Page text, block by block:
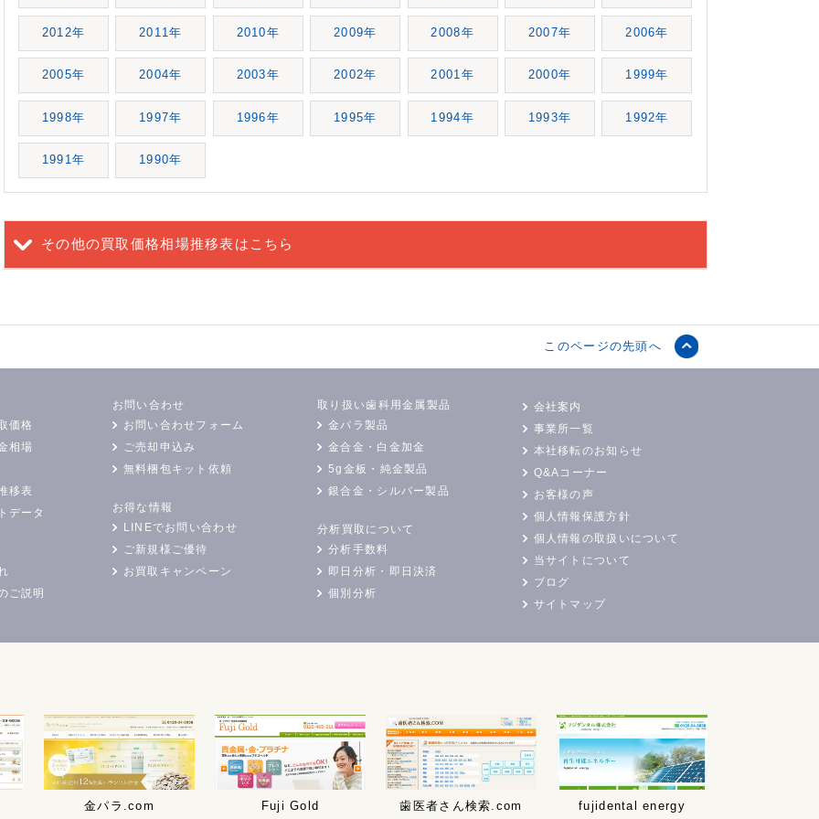
2012年 2011年 2010年 2009年 2008年 2007年 2006年
2005年 2004年 2003年 2002年 2001年 2000年 1999年
1998年 1997年 1996年 1995年 1994年 1993年 1992年
1991年 1990年
その他の買取価格相場推移表はこちら
このページの先頭へ
価格
相場
移表
データ
ご説明
お問い合わせ
お問い合わせフォーム
ご売却申込み
無料梱包キット依頼
お得な情報
LINEでお問い合わせ
ご新規様ご優待
お買取キャンペーン
取り扱い歯科用金属製品
金パラ製品
金合金・白金加金
5g金板・純金製品
銀合金・シルバー製品
分析買取について
分析手数料
即日分析・即日決済
個別分析
会社案内
事業所一覧
本社移転のお知らせ
Q&Aコーナー
お客様の声
個人情報保護方針
個人情報の取扱いについて
当サイトについて
ブログ
サイトマップ
金パラ.com Fuji Gold 歯医者さん検索.com fujidental energy